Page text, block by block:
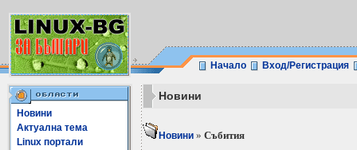
Начало Вход/Регистрация
Новини
Актуална тема
Linux портали
Новини
Новини » Събития